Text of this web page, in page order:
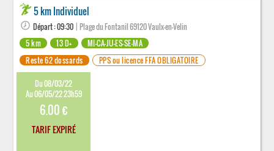
5 km Individuel
Départ : 09:30 | Plage du Fontanil 69120 Vaulx-en-Velin
5 km
13 D+
MI-CA-JU-ES-SE-MA
Reste 62 dossards
PPS ou licence FFA OBLIGATOIRE
Du 08/03/22
Au 06/05/22 23h59
6.00 €
TARIF EXPIRÉ